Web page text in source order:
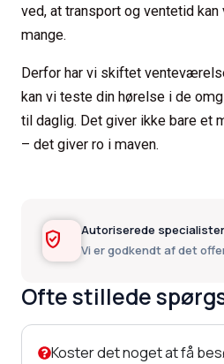
ved, at transport og ventetid
mange.
Derfor har vi skiftet
kan vi teste din hørelse i de
til daglig. Det giver ikke bare et
– det giver ro i maven.
verified_user
Autoriserede specialister
Vi er godkendt af det
Ofte stillede
Koster det noget at få